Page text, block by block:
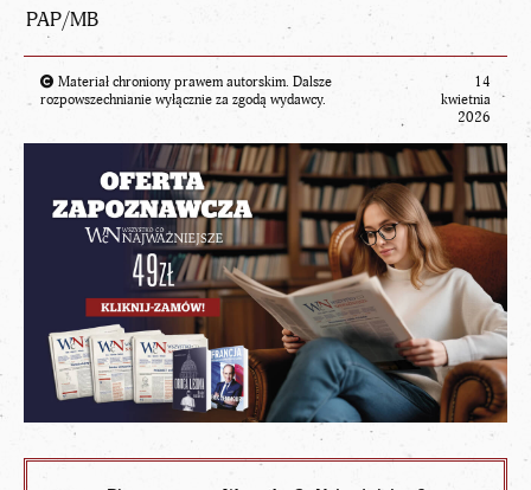
PAP/MB
Materiał chroniony prawem autorskim. Dalsze
rozpowszechnianie wyłącznie za zgodą wydawcy.
14
kwietnia
2026